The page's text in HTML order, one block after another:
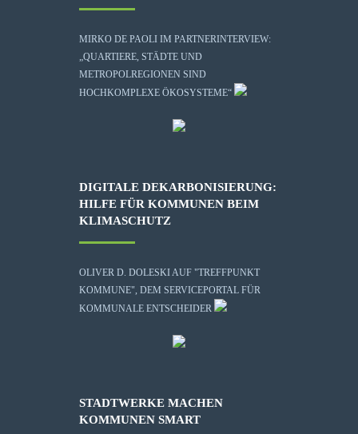
MIRKO DE PAOLI IM PARTNERINTERVIEW:
„QUARTIERE, STÄDTE UND
METROPOLREGIONEN SIND
HOCHKOMPLEXE ÖKOSYSTEME“
DIGITALE DEKARBONISIERUNG:
HILFE FÜR KOMMUNEN BEIM
KLIMASCHUTZ
OLIVER D. DOLESKI AUF "TREFFPUNKT
KOMMUNE", DEM SERVICEPORTAL FÜR
KOMMUNALE ENTSCHEIDER
STADTWERKE MACHEN
KOMMUNEN SMART